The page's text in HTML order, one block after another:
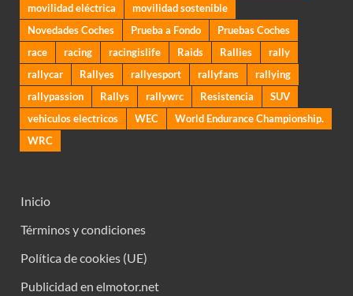
movilidad eléctrica
movilidad sostenible
Novedades Coches
Prueba a Fondo
Pruebas Coches
race
racing racingislife Raids Rallies
rally
rallycar
Rallyes rallyesport rallyfans
rallying
rallypassion
Rallys rallywrc Resistencia
SUV
vehiculos electricos
WEC
World Endurance Championship.
WRC
Inicio
Términos y condiciones
Política de cookies (UE)
Publicidad en elmotor.net